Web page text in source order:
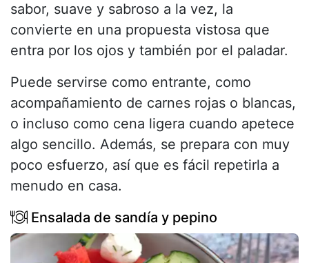
sabor, suave y sabroso a la vez, la
convierte en una propuesta vistosa que
entra por los ojos y también por el paladar.
Puede servirse como entrante, como
acompañamiento de carnes rojas o blancas,
o incluso como cena ligera cuando apetece
algo sencillo. Además, se prepara con muy
poco esfuerzo, así que es fácil repetirla a
menudo en casa.
Ensalada de sandía y pepino